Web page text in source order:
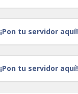
¡Pon tu servidor aquí!
¡Pon tu servidor aquí!